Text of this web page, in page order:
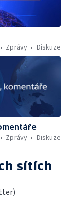
Zprávy Diskuze
Zprávy Diskuze
sítích